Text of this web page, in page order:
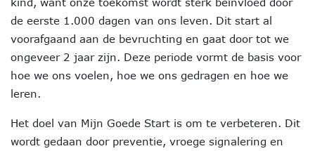
de eerste 1.000 dagen van ons leven. Dit start al
voorafgaand aan de bevruchting en gaat door tot we
ongeveer 2 jaar zijn. Deze periode vormt de basis voor
hoe we ons voelen, hoe we ons gedragen en hoe we
leren.
Het doel van Mijn Goede Start is om te verbeteren. Dit
wordt gedaan door preventie, vroege signalering en